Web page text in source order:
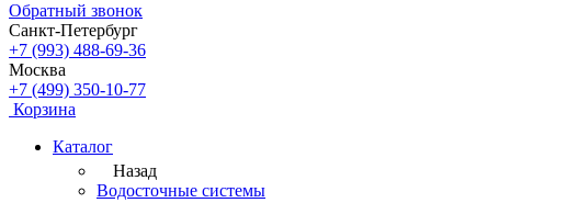
Обратный звонок
Санкт-Петербург
+7 (993) 488-69-36
Москва
+7 (499) 350-10-77
Корзина
Каталог
Назад
Водосточные системы